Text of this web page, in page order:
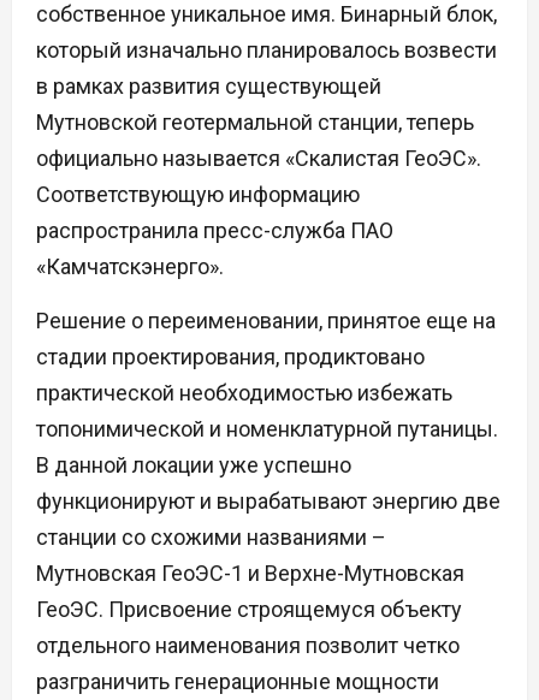
собственное уникальное имя. Бинарный блок,
который изначально планировалось возвести
в рамках развития существующей
Мутновской геотермальной станции, теперь
официально называется «Скалистая ГеоЭС».
Соответствующую информацию
распространила пресс-служба ПАО
«Камчатскэнерго».
Решение о переименовании, принятое еще на
стадии проектирования, продиктовано
практической необходимостью избежать
топонимической и номенклатурной путаницы.
В данной локации уже успешно
функционируют и вырабатывают энергию две
станции со схожими названиями –
Мутновская ГеоЭС-1 и Верхне-Мутновская
ГеоЭС. Присвоение строящемуся объекту
отдельного наименования позволит четко
разграничить генерационные мощности